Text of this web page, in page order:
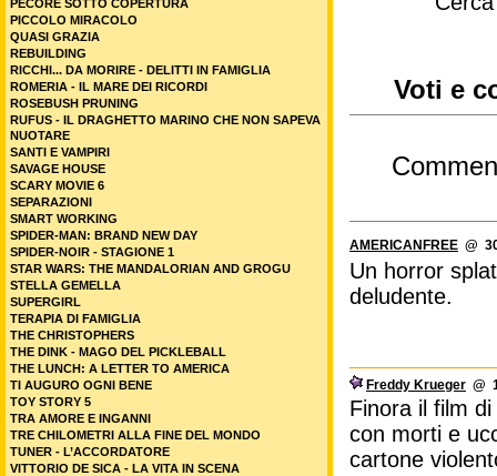
Voti e
AMERICANFREE @
Un horror
deludente.
Freddy Krueger @
Finora il film
con morti e
cartone
PECORE SOTTO COPERTURA
PICCOLO MIRACOLO
QUASI GRAZIA
REBUILDING
RICCHI... DA MORIRE - DELITTI IN FAMIGLIA
ROMERIA - IL MARE DEI RICORDI
ROSEBUSH PRUNING
RUFUS - IL DRAGHETTO MARINO CHE NON SAPEVA
NUOTARE
SANTI E VAMPIRI
SAVAGE HOUSE
SCARY MOVIE 6
SEPARAZIONI
SMART WORKING
SPIDER-MAN: BRAND NEW DAY
SPIDER-NOIR - STAGIONE 1
STAR WARS: THE MANDALORIAN AND GROGU
STELLA GEMELLA
SUPERGIRL
TERAPIA DI FAMIGLIA
THE CHRISTOPHERS
THE DINK - MAGO DEL PICKLEBALL
THE LUNCH: A LETTER TO AMERICA
TI AUGURO OGNI BENE
TOY STORY 5
TRA AMORE E INGANNI
TRE CHILOMETRI ALLA FINE DEL MONDO
TUNER - L’ACCORDATORE
VITTORIO DE SICA - LA VITA IN SCENA